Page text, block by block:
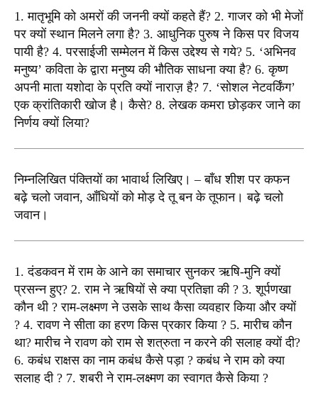
1. मातृभूमि को अमरों की जननी क्यों कहते हैं? 2. गाजर को भी मेजों
पर क्यों स्थान मिलने लगा है? 3. आधुनिक पुरुष ने किस पर विजय
पायी है? 4. परसाईजी सम्मेलन में किस उद्देश्य से गये? 5. ‘अभिनव
मनुष्य’ कविता के द्वारा मनुष्य की भौतिक साधना क्या है? 6. कृष्ण
अपनी माता यशोदा के प्रति क्यों नाराज़ है? 7. ‘सोशल नेटवर्किंग’
एक क्रांतिकारी खोज है। कैसे? 8. लेखक कमरा छोड़कर जाने का
निर्णय क्यों लिया?​
निम्नलिखित पंक्तियों का भावार्थ लिखिए। – बाँध शीश पर कफन
बढ़े चलो जवान, आँधियों को मोड़ दे तू बन के तूफान। बढ़े चलो
जवान। ​
1. दंडकवन में राम के आने का समाचार सुनकर ऋषि-मुनि क्यों
प्रसन्न हुए? 2. राम ने ऋषियों से क्या प्रतिज्ञा की ? 3. शूर्पणखा
कौन थी ? राम-लक्ष्मण ने उसके साथ कैसा व्यवहार किया और क्यों
? 4. रावण ने सीता का हरण किस प्रकार किया ? 5. मारीच कौन
था? मारीच ने रावण को राम से शत्रुता न करने की सलाह क्यों दी?
6. कबंध राक्षस का नाम कबंध कैसे पड़ा ? कबंध ने राम को क्या
सलाह दी ? 7. शबरी ने राम-लक्ष्मण का स्वागत कैसे किया ?